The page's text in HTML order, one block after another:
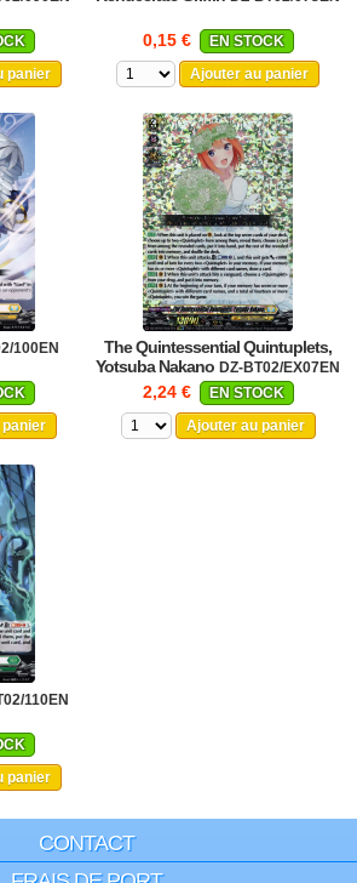
panier
0,15 €
EN STOCK
Ajouter au panier
100EN
The Quintessential Quintuplets,
Yotsuba Nakano DZ-BT02/EX07EN
2,24 €
EN STOCK
Ajouter au panier
110EN
panier
CONTACT